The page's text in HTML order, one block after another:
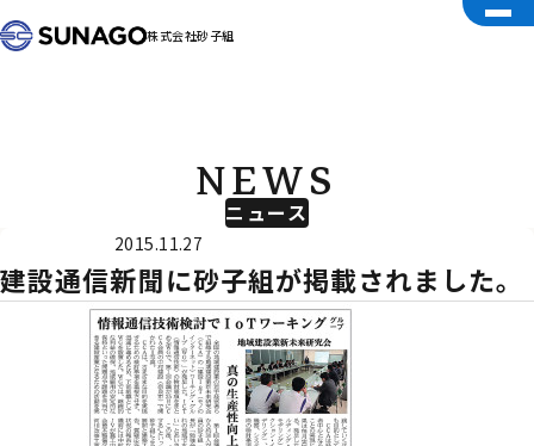
株式会社砂子組
ニュース
NEWS
2015.11.27
建設通信新聞に砂子組が掲載されました。